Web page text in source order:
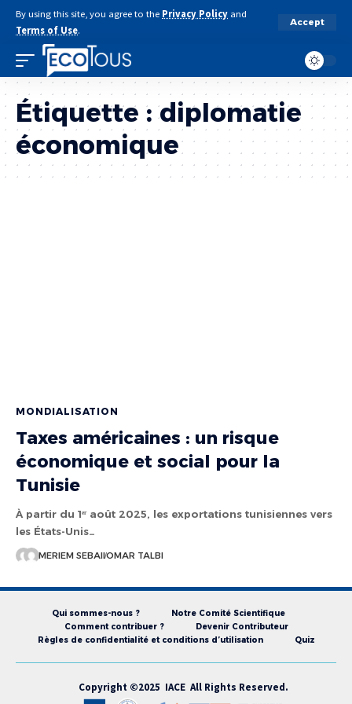
By using this site, you agree to the Privacy Policy and
Terms of Use.
Accept
Étiquette :diplomatie
économique
MONDIALISATION
Taxes américaines : un risque
économique et social pour la
Tunisie
À partir du 1ᵉʳ août 2025, les exportations tunisiennes vers
les États-Unis…
MERIEM SEBAIIOMAR TALBI
Qui sommes-nous ?
Notre Comité Scientifique
Comment contribuer ?
Devenir Contributeur
Règles de confidentialité et conditions d’utilisation
Quiz
Copyright ©2025 IACE All Rights Reserved.